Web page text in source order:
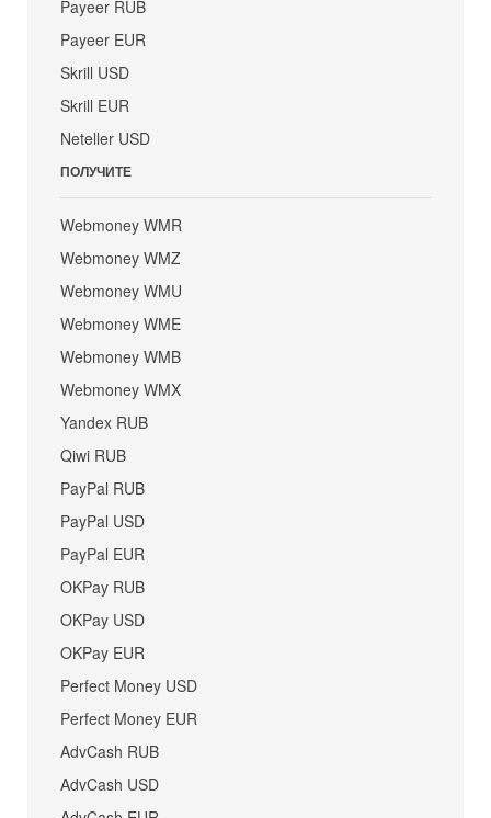
Payeer RUB
Payeer EUR
Skrill USD
Skrill EUR
Neteller USD
ПОЛУЧИТЕ
Webmoney WMR
Webmoney WMZ
Webmoney WMU
Webmoney WME
Webmoney WMB
Webmoney WMX
Yandex RUB
Qiwi RUB
PayPal RUB
PayPal USD
PayPal EUR
OKPay RUB
OKPay USD
OKPay EUR
Perfect Money USD
Perfect Money EUR
AdvCash RUB
AdvCash USD